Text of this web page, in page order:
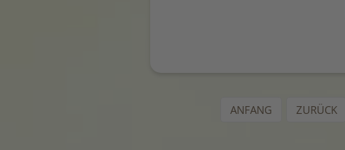
ANFANG ZURÜCK